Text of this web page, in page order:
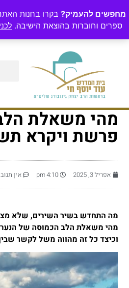
מחפשים להעמיק? בקרו בחנות
ספרים וחוברות בהוצאת הישיבה.
מהי משאלת
פרשת ויקרא
אפריל 3, 2025 4:10 pm אין
מה התחדש בשיר השירים, שלא
מהי משאלת הלב הכמוסה של
וכיצד כל זה מהווה משל לקשר